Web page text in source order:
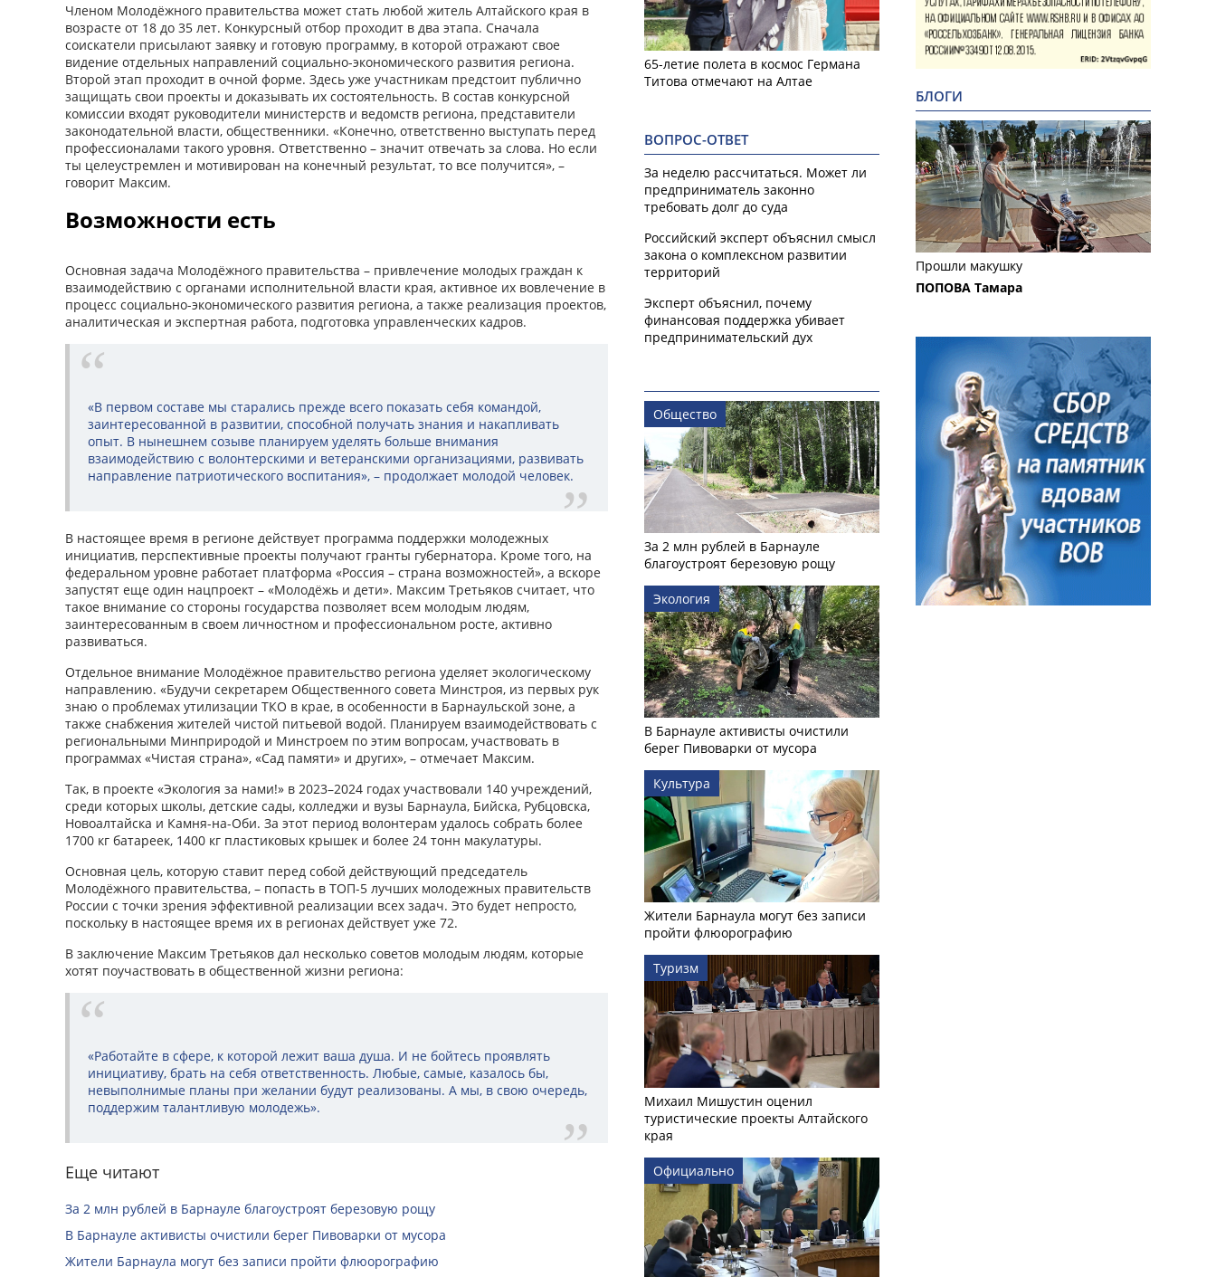
Членом Молодёжного правительства может стать любой житель Алтайского края в
возрасте от 18 до 35 лет. Конкурсный отбор проходит в два этапа. Сначала
соискатели присылают заявку и готовую программу, в которой отражают свое
видение отдельных направлений социально-экономического развития региона.
Второй этап проходит в очной форме. Здесь уже участникам предстоит публично
защищать свои проекты и доказывать их состоятельность. В состав конкурсной
комиссии входят руководители министерств и ведомств региона, представители
законодательной власти, общественники. «Конечно, ответственно выступать перед
профессионалами такого уровня. Ответственно – значит отвечать за слова. Но если
ты целеустремлен и мотивирован на конечный результат, то все получится», –
говорит Максим.
Возможности есть
Основная задача Молодёжного правительства – привлечение молодых граждан к
взаимодействию с органами исполнительной власти края, активное их вовлечение в
процесс социально-экономического развития региона, а также реализация проектов,
аналитическая и экспертная работа, подготовка управленческих кадров.
«В первом составе мы старались прежде всего показать себя командой,
заинтересованной в развитии, способной получать знания и накапливать
опыт. В нынешнем созыве планируем уделять больше внимания
взаимодействию с волонтерскими и ветеранскими организациями, развивать
направление патриотического воспитания», – продолжает молодой человек.
В настоящее время в регионе действует программа поддержки молодежных
инициатив, перспективные проекты получают гранты губернатора. Кроме того, на
федеральном уровне работает платформа «Россия – страна возможностей», а вскоре
запустят еще один нацпроект – «Молодёжь и дети». Максим Третьяков считает, что
такое внимание со стороны государства позволяет всем молодым людям,
заинтересованным в своем личностном и профессиональном росте, активно
развиваться.
Отдельное внимание Молодёжное правительство региона уделяет экологическому
направлению. «Будучи секретарем Общественного совета Минстроя, из первых рук
знаю о проблемах утилизации ТКО в крае, в особенности в Барнаульской зоне, а
также снабжения жителей чистой питьевой водой. Планируем взаимодействовать с
региональными Минприродой и Минстроем по этим вопросам, участвовать в
программах «Чистая страна», «Сад памяти» и других», – отмечает Максим.
Так, в проекте «Экология за нами!» в 2023–2024 годах участвовали 140 учреждений,
среди которых школы, детские сады, колледжи и вузы Барнаула, Бийска, Рубцовска,
Новоалтайска и Камня-на-Оби. За этот период волонтерам удалось собрать более
1700 кг батареек, 1400 кг пластиковых крышек и более 24 тонн макулатуры.
Основная цель, которую ставит перед собой действующий председатель
Молодёжного правительства, – попасть в ТОП-5 лучших молодежных правительств
России с точки зрения эффективной реализации всех задач. Это будет непросто,
поскольку в настоящее время их в регионах действует уже 72.
В заключение Максим Третьяков дал несколько советов молодым людям, которые
хотят поучаствовать в общественной жизни региона:
«Работайте в сфере, к которой лежит ваша душа. И не бойтесь проявлять
инициативу, брать на себя ответственность. Любые, самые, казалось бы,
невыполнимые планы при желании будут реализованы. А мы, в свою очередь,
поддержим талантливую молодежь».
Еще читают
За 2 млн рублей в Барнауле благоустроят березовую рощу
В Барнауле активисты очистили берег Пивоварки от мусора
Жители Барнаула могут без записи пройти флюорографию
65-летие полета в космос Германа
Титова отмечают на Алтае
ВОПРОС-ОТВЕТ
За неделю рассчитаться. Может ли
предприниматель законно
требовать долг до суда
Российский эксперт объяснил смысл
закона о комплексном развитии
территорий
Эксперт объяснил, почему
финансовая поддержка убивает
предпринимательский дух
Общество
За 2 млн рублей в Барнауле
благоустроят березовую рощу
Экология
В Барнауле активисты очистили
берег Пивоварки от мусора
Культура
Жители Барнаула могут без записи
пройти флюорографию
Туризм
Михаил Мишустин оценил
туристические проекты Алтайского
края
Официально
БЛОГИ
Прошли макушку
ПОПОВА Тамара